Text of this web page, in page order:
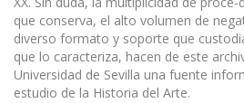
que conserva, el alto volumen de
diverso formato y soporte que
que lo caracteriza, hacen de este
Universidad de Sevilla una fuente
estudio de la Historia del Arte.